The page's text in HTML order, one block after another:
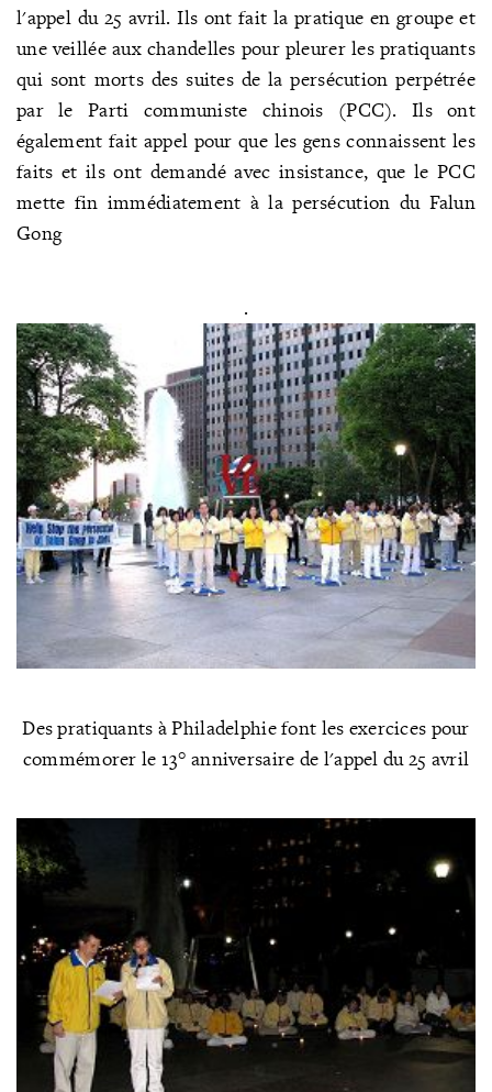
l'appel du 25 avril. Ils ont fait la pratique en groupe et
une veillée aux chandelles pour pleurer les pratiquants
qui sont morts des suites de la persécution perpétrée
par le Parti communiste chinois (PCC). Ils ont
également fait appel pour que les gens connaissent les
faits et ils ont demandé avec insistance, que le PCC
mette fin immédiatement à la persécution du Falun
Gong
.
Des pratiquants à Philadelphie font les exercices pour
commémorer le 13° anniversaire de l'appel du 25 avril